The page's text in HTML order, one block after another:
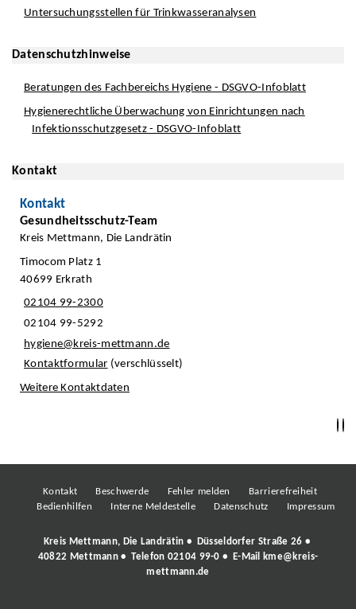
Untersuchungsstellen für Trinkwasseranalysen
Datenschutzhinweise
Beratungen des Fachbereichs Hygiene - DSGVO-Infoblatt
Hygienerechtliche Überwachung von Einrichtungen nach
Infektionsschutzgesetz - DSGVO-Infoblatt
Kontakt
Kontakt
Gesundheitsschutz-Team
Kreis Mettmann, Die Landrätin
Timocom Platz 1
40699 Erkrath
02104 99-2300
02104 99-5292
hygiene@kreis-mettmann.de
Kontaktformular (verschlüsselt)
Weitere Kontaktdaten
Kontakt Beschwerde Fehler melden
Barrierefreiheit
Bedienhilfen
Interne Meldestelle Datenschutz Impressum
Kreis Mettmann, Die Landrätin • Düsseldorfer Straße 26 •
40822 Mettmann • Telefon 02104 99-0 • E-Mail
kme@kreis-
mettmann.de